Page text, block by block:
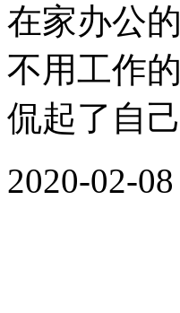
在家办公
不用工作
侃起了自
2020-02-08